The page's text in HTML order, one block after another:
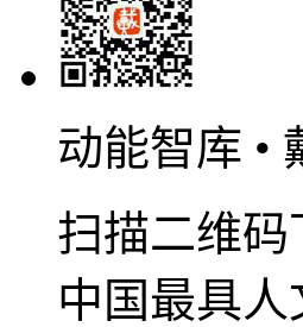
动能智库 •
扫描二维
中国最具